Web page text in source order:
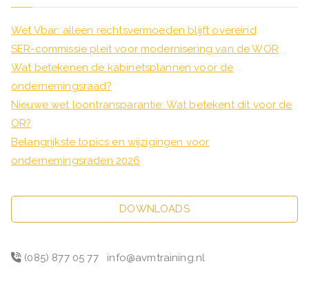
Wet Vbar: alleen rechtsvermoeden blijft overeind
SER-commissie pleit voor modernisering van de WOR
Wat betekenen de kabinetsplannen voor de
ondernemingsraad?
Nieuwe wet loontransparantie: Wat betekent dit voor de
OR?
Belangrijkste topics en wijzigingen voor
ondernemingsraden 2026
DOWNLOADS
(085) 877 05 77 info@avmtraining.nl